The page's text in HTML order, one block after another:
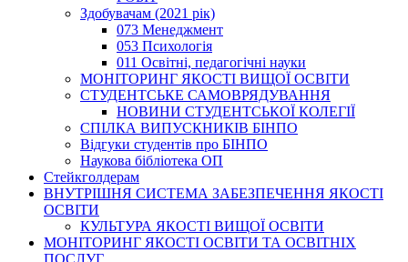
Здобувачам (2021 рік)
073 Менеджмент
053 Психологія
011 Освітні, педагогічні науки
МОНІТОРИНГ ЯКОСТІ ВИЩОЇ ОСВІТИ
СТУДЕНТСЬКЕ САМОВРЯДУВАННЯ
НОВИНИ СТУДЕНТСЬКОЇ КОЛЕГІЇ
СПІЛКА ВИПУСКНИКІВ БІНПО
Відгуки студентів про БІНПО
Наукова бібліотека ОП
Стейкголдерам
ВНУТРІШНЯ СИСТЕМА ЗАБЕЗПЕЧЕННЯ ЯКОСТІ
ОСВІТИ
КУЛЬТУРА ЯКОСТІ ВИЩОЇ ОСВІТИ
МОНІТОРИНГ ЯКОСТІ ОСВІТИ ТА ОСВІТНІХ
ПОСЛУГ